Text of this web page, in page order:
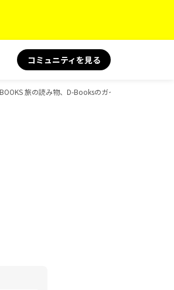
コミュニティを見る
旅の読み物、D-Booksのガイドブック一覧